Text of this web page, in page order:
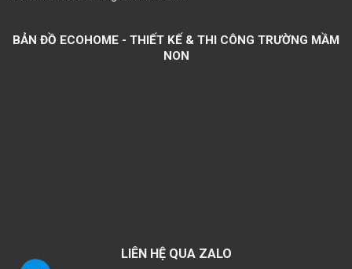
BẢN ĐỒ ECOHOME - THIẾT KẾ & THI CÔNG TRƯỜNG MẦM
NON
LIÊN HỆ QUA ZALO